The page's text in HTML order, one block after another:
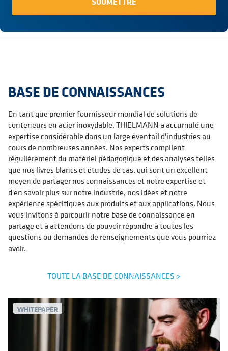
BASE DE CONNAISSANCES
En tant que premier fournisseur mondial de solutions de
conteneurs en acier inoxydable, THIELMANN a accumulé une
expertise considérable dans un large éventail d'industries au
cours de nombreuses années. Nos experts compilent
régulièrement du matériel pédagogique et des analyses telles
que nos livres blancs et études de cas, qui sont un excellent
moyen de partager nos connaissances et notre expertise et
d'en savoir plus sur notre industrie, nos idées et notre
expérience spécifiques aux produits et aux applications. Nous
vous invitons à parcourir notre base de connaissance en
partage et à attendons de pouvoir répondre à toutes les
questions ou demandes de renseignements que vous pourriez
avoir.
TOUTE LA BASE DE CONNAISSANCES >
WHITEPAPER